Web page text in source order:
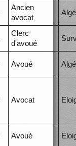
Ancien
avocat
Clerc
d'avoué
Avoué
Avocat
Avoué